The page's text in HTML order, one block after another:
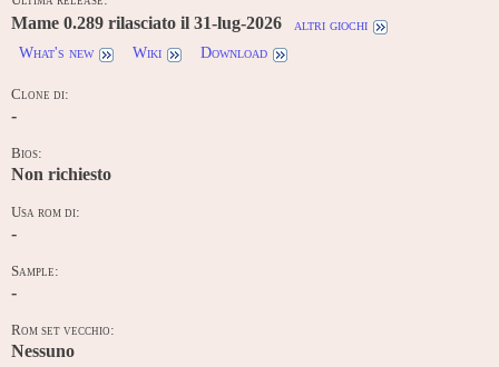
Mame 0.289 rilasciato il 31-lug-2026
altri giochi
What's new
Wiki Download
Clone di:
-
Bios:
Non richiesto
Usa rom di:
-
Sample:
-
Rom set vecchio:
Nessuno